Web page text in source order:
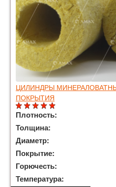
ЦИЛИНДРЫ
ПОКРЫТИЯ
Плотность:
Толщина:
Диаметр:
Покрытие:
Горючесть:
Температура: